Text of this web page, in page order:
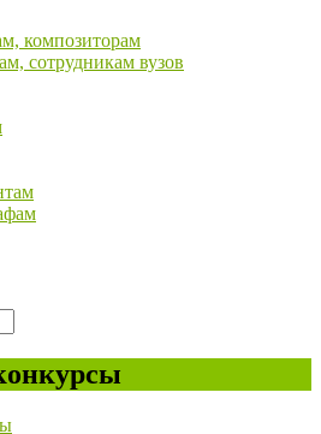
композиторам
сотрудникам вузов